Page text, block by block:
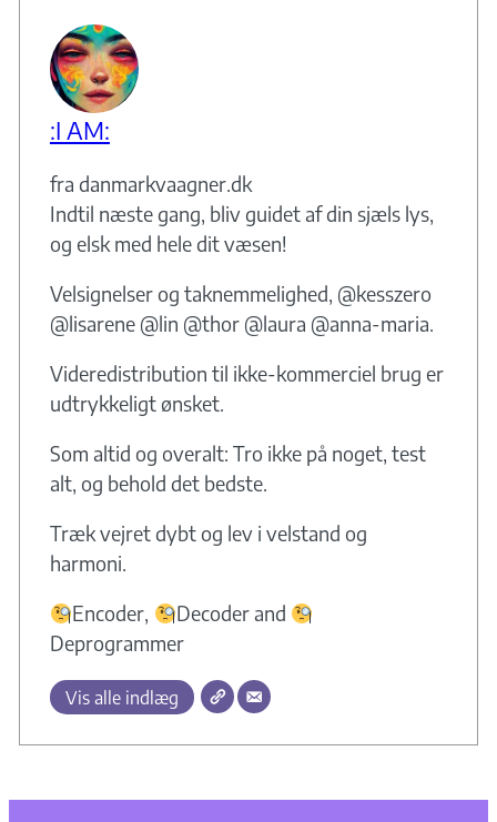
:I AM:
fra danmarkvaagner.dk
Indtil næste gang, bliv guidet af din sjæls lys,
og elsk med hele dit væsen!
Velsignelser og taknemmelighed, @kesszero
@lisarene @lin @thor @laura @anna-maria.
Videredistribution til ikke-kommerciel brug er
udtrykkeligt ønsket.
Som altid og overalt: Tro ikke på noget, test
alt, og behold det bedste.
Træk vejret dybt og lev i velstand og
harmoni.
Encoder,
Decoder and
Deprogrammer
Vis alle indlæg